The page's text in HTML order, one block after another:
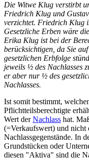
Die Witwe Klug verstirbt
Friedrich Klug und
verzichtet. Friedrich Klug
Gesetzliche Erben wäre
Erika Klug ist bei der
berücksichtigen, da Sie
gesetzlichen Erbfolge
jeweils ½ des Nachlasses
er aber nur ½ des
Nachlasses.
Ist somit bestimmt,
Pflichtteilsberechtigte
Wert derNachlass hat.
(=Verkaufswert) und nicht
Nachlassgegenstände. In
Grundstücken oder
diesen "Aktiva" sind die